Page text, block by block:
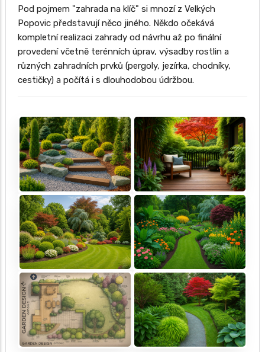
Pod pojmem "zahrada na klíč" si mnozí z Velkých
Popovic představují něco jiného. Někdo očekává
kompletní realizaci zahrady od návrhu až po finální
provedení včetně terénních úprav, výsadby rostlin a
různých zahradních prvků (pergoly, jezírka, chodníky,
cestičky) a počítá i s dlouhodobou údržbou.